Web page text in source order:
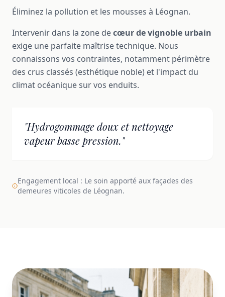
Éliminez la pollution et les mousses à Léognan.
Intervenir dans la zone decœur de vignoble urbain
exige une parfaite maîtrise technique. Nous
connaissons vos contraintes, notamment périmètre
des crus classés (esthétique noble) et l'impact du
climat océanique sur vos enduits.
"Hydrogommage doux et nettoyage
vapeur basse pression."
Engagement local : Le soin apporté aux façades des
demeures viticoles de Léognan.